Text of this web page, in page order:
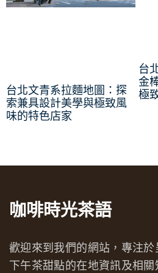
台北文青系拉麵地圖：探
索兼具設計美學與極致風
味的特色店家
台
金
極
咖啡時光茶語
歡迎來到我們的網站，專注
下午茶甜點的在地資訊及相